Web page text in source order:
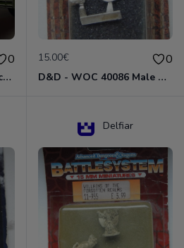
0
meccano ltd recovery tractor N°661
15.00€ 0
D&D - WOC 40086 Male Dwarven Cleric Miniature - Donjons Dragons
Delfiar